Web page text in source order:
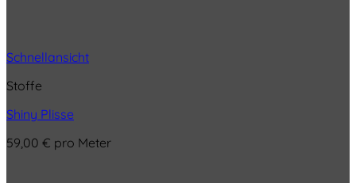
Schnellansicht
Stoffe
Shiny Plisse
59,00 € pro Meter